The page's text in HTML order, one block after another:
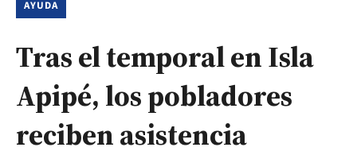
AYUDA
Tras el temporal en Isla
Apipé, los pobladores
reciben asistencia